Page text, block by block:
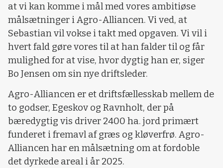
at vi kan komme i mål med vores ambitiøse
målsætninger i Agro-Alliancen. Vi ved, at
Sebastian vil vokse i takt med opgaven. Vi vil i
hvert fald gøre vores til at han falder til og får
mulighed for at vise, hvor dygtig han er, siger
Bo Jensen om sin nye driftsleder.
Agro-Alliancen er et driftsfællesskab mellem de
to godser, Egeskov og Ravnholt, der på
bæredygtig vis driver 2400 ha. jord primært
funderet i fremavl af græs og kløverfrø. Agro-
Alliancen har en målsætning om at fordoble
det dyrkede areal i år 2025.